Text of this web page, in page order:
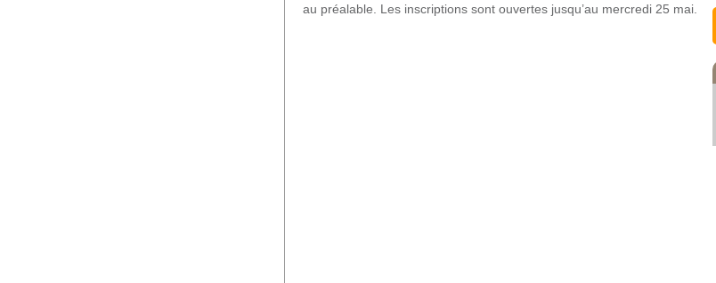
au préalable. Les inscriptions sont ouvertes jusqu’au mercredi 25 mai.